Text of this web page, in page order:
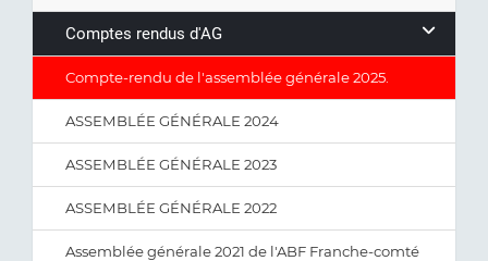
Comptes rendus d'AG
Compte-rendu de l'assemblée générale 2025.
ASSEMBLÉE GÉNÉRALE 2024
ASSEMBLÉE GÉNÉRALE 2023
ASSEMBLÉE GÉNÉRALE 2022
Assemblée générale 2021 de l'ABF Franche-comté